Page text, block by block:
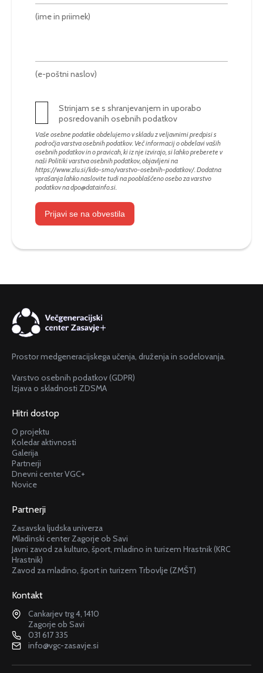
(ime in priimek)
(e-poštni naslov)
Strinjam se s shranjevanjem in uporabo
posredovanih osebnih podatkov
Vaše osebne podatke obdelujemo v skladu z veljavnimi predpisi s
področja varstva osebnih podatkov. Več informacij o obdelavi vaših
osebnih podatkov in o pravicah, ki iz nje izvirajo, si lahko preberete v
naši Politiki varstva osebnih podatkov, objavljeni na
https://www.zlu.si/kdo-smo/varstvo-osebnih-podatkov/. Dodatna
vprašanja lahko naslovite tudi na pooblaščeno osebo za varstvo
podatkov nadpo@datainfo.si
Prijavi se na obvestila
Prostor medgeneracijskega učenja, druženja in sodelovanja.
Varstvo osebnih podatkov (GDPR)
Izjava o skladnosti ZDSMA
Hitri dostop
O projektu
Koledar aktivnosti
Galerija
Partnerji
Dnevni center VGC+
Novice
Partnerji
Zasavska ljudska univerza
Mladinski center Zagorje ob Savi
Javni zavod za kulturo, šport, mladino in turizem Hrastnik (KRC
Hrastnik)
Zavod za mladino, šport in turizem Trbovlje (ZMŠT)
Kontakt
Cankarjev trg 4, 1410
Zagorje ob Savi
031 617 335
info@vgc-zasavje.si